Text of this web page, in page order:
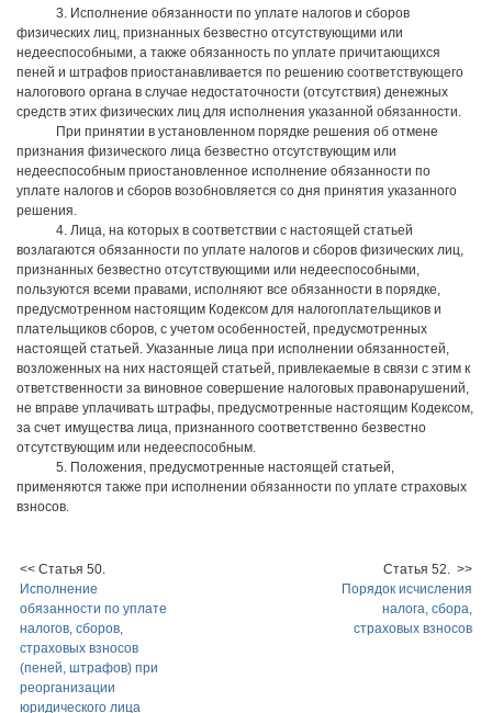
3. Исполнение обязанности по уплате налогов и сборов
физических лиц, признанных безвестно отсутствующими или
недееспособными, а также обязанность по уплате причитающихся
пеней и штрафов приостанавливается по решению соответствующего
налогового органа в случае недостаточности (отсутствия) денежных
средств этих физических лиц для исполнения указанной обязанности.
При принятии в установленном порядке решения об отмене
признания физического лица безвестно отсутствующим или
недееспособным приостановленное исполнение обязанности по
уплате налогов и сборов возобновляется со дня принятия указанного
решения.
4. Лица, на которых в соответствии с настоящей статьей
возлагаются обязанности по уплате налогов и сборов физических лиц,
признанных безвестно отсутствующими или недееспособными,
пользуются всеми правами, исполняют все обязанности в порядке,
предусмотренном настоящим Кодексом для налогоплательщиков и
плательщиков сборов, с учетом особенностей, предусмотренных
настоящей статьей. Указанные лица при исполнении обязанностей,
возложенных на них настоящей статьей, привлекаемые в связи с этим к
ответственности за виновное совершение налоговых правонарушений,
не вправе уплачивать штрафы, предусмотренные настоящим Кодексом,
за счет имущества лица, признанного соответственно безвестно
отсутствующим или недееспособным.
5. Положения, предусмотренные настоящей статьей,
применяются также при исполнении обязанности по уплате страховых
взносов.
<< Статья 50.
Исполнение
обязанности по уплате
налогов, сборов,
страховых взносов
(пеней, штрафов) при
реорганизации
юридического лица
Статья 52. >>
Порядок исчисления
налога, сбора,
страховых взносов